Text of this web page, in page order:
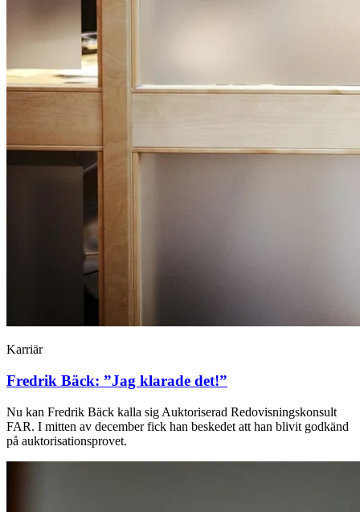
Karriär
Fredrik Bäck: ”Jag klarade det!”
Nu kan Fredrik Bäck kalla sig Auktoriserad Redovisningskonsult
FAR. I mitten av december fick han beskedet att han blivit godkänd
på auktorisationsprovet.